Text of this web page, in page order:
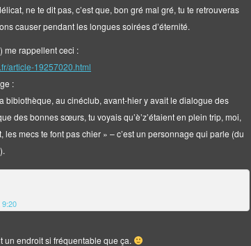
ne te dit pas, c’est que, bon gré mal gré, tu te retrouveras
causer pendant les longues soirées d’éternité.
me rappellent ceci :
article-19257020.html
:
bibiothèque, au cinéclub, avant-hier y avait le dialogue des
des bonnes sœurs, tu voyais qu’è’z’étaient en plein trip, moi,
les mecs te font pas chier » – c’est un personnage qui parle (du
9:20
un endroit si fréquentable que ça.